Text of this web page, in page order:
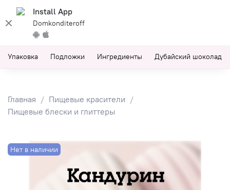
Install App
Domkonditeroff
Упаковка Подложки Ингредиенты Дубайский шоколад
Главная
Пищевые красители
Пищевые блески и глиттеры
Нет в наличии